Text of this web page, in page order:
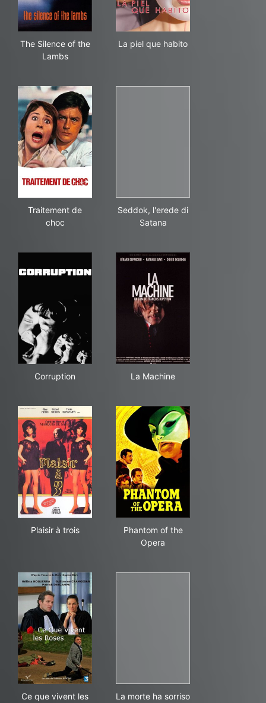
The Silence of the
Lambs
La piel que habito
Traitement de
choc
Seddok, l'erede di
Satana
Corruption La Machine
Plaisir à trois
Phantom of the
Opera
Ce que vivent les
La morte ha sorriso